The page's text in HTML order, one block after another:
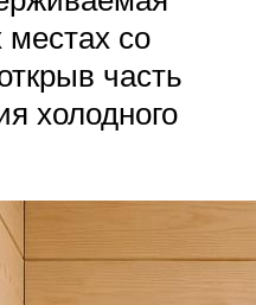
со
часть
холодного